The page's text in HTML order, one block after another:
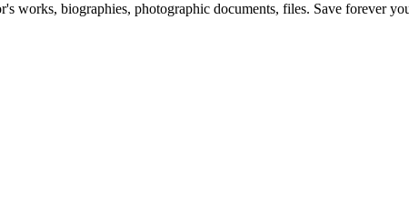
works, biographies, photographic documents, files. Save forever